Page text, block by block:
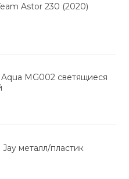
Astor 230 (2020)
MG002 светящиеся
металл/пластик